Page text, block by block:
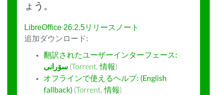
ょう。
LibreOffice 26.2.5リリースノート
追加ダウンロード:
翻訳されたユーザーインターフェース:
سۆرانی (Torrent,情報)
オフラインで使えるヘルプ: (English
fallback) (Torrent,情報)